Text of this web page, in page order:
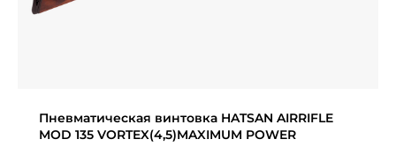
Пневматическая винтовка HATSAN AIRRIFLE
MOD 135 VORTEX(4,5)MAXIMUM POWER